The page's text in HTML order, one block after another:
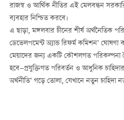
রাজস্ব ও আর্থিক নীতির এই মেলবন্ধন
ব্যবহার নিশ্চিত করবে।
এ ছাড়া, মঙ্গলবার চীনের শীর্ষ অর্থনৈতিক
ডেভেলপমেন্ট অ্যান্ড রিফর্ম কমিশন’
মেয়াদের জন্য একটি কৌশলগত পরিকল্পনা
হবে—প্রযুক্তিগত পরিবর্তন ও আধুনিক
অর্থনীতি’ গড়ে তোলা, যেখানে নতুন চাহিদা